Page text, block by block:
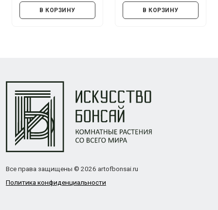
В КОРЗИНУ В КОРЗИНУ
Все права защищены © 2026 artofbonsai.ru
Политика конфиденциальности